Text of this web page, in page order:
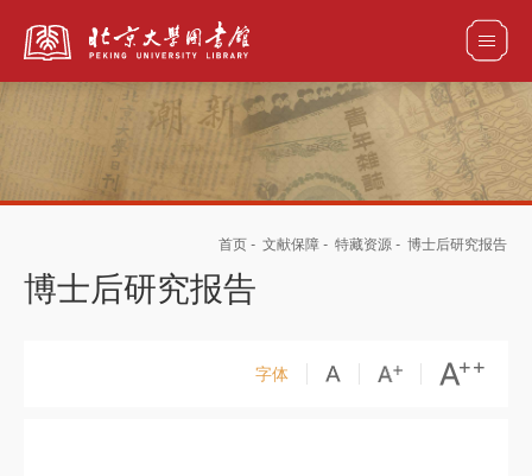
电子图书和电子期刊导航
首页 - 文献保障 - 特藏资源 - 博士后研究报告
博士后研究报告
字体